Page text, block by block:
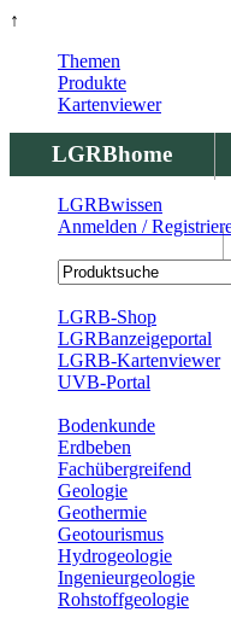
↑
LGRBhome
LGRBbohrungen
Themen
Produkte
Kartenviewer
LGRBwissen
Anmelden /
LGRB-Shop
LGRBanzeigeportal
LGRB-Kartenviewer
UVB-Portal
Bodenkunde
Erdbeben
Fachübergreifend
Geologie
Geothermie
Geotourismus
Hydrogeologie
Ingenieurgeologie
Rohstoffgeologie